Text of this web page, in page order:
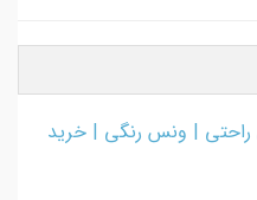
| ونس رنگی | خرید